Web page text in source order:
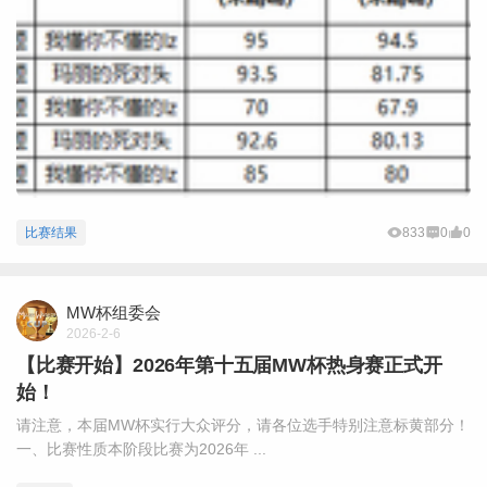
比赛结果 833 0 0
MW杯组委会
2026-2-6
【比赛开始】2026年第十五届MW杯热身赛正式开
始！
请注意，本届MW杯实行大众评分，请各位选手特别注意标黄部分！
一、比赛性质本阶段比赛为2026年 ...